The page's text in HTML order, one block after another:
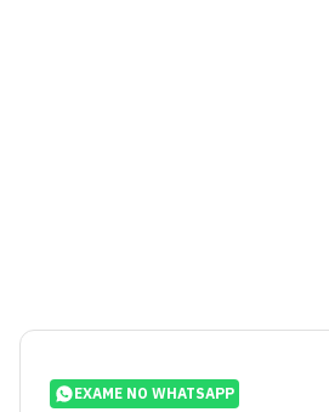
EXAME NO WHATSAPP